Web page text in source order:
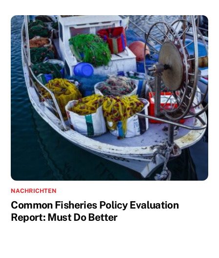
NACHRICHTEN
Common Fisheries Policy Evaluation
Report: Must Do Better